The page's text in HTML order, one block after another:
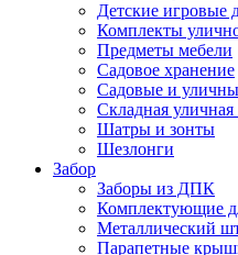
Детские игровые
Комплекты
Предметы мебели
Садовое хранение
Садовые и
Складная уличная
Шатры и зонты
Шезлонги
Забор
Заборы из ДПК
Комплектующие
Металлический
Парапетные